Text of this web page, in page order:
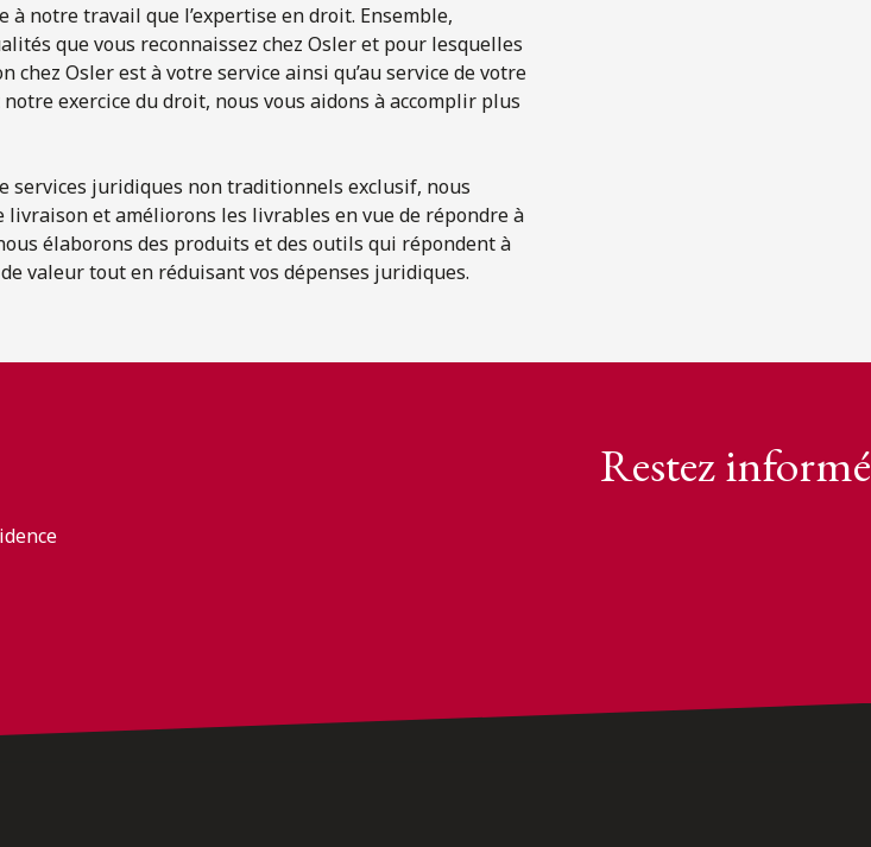
à notre travail que l’expertise en droit. Ensemble,
que vous reconnaissez chez Osler et pour lesquelles
chez Osler est à votre service ainsi qu’au service de votre
exercice du droit, nous vous aidons à accomplir plus
services juridiques non traditionnels exclusif, nous
livraison et améliorons les livrables en vue de répondre à
élaborons des produits et des outils qui répondent à
valeur tout en réduisant vos dépenses juridiques.
Restez informé